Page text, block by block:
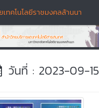
ทคโนโลยีราชมงคลล้านนา
วันที่ : 2023-09-15